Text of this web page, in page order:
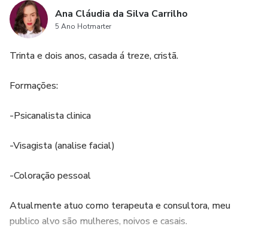
Ana Cláudia da Silva Carrilho
5 Ano Hotmarter
Trinta e dois anos, casada á treze, cristã.
Formações:
-Psicanalista clinica
-Visagista (analise facial)
-Coloração pessoal
Atualmente atuo como terapeuta e consultora, meu
publico alvo são mulheres, noivos e casais.